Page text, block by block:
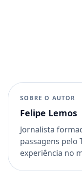
SOBRE O AUTOR
Felipe Lemos
Jornalista
passagens pelo
experiência no